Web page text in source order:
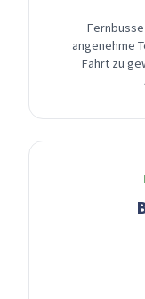
angenehme
Fahrt zu